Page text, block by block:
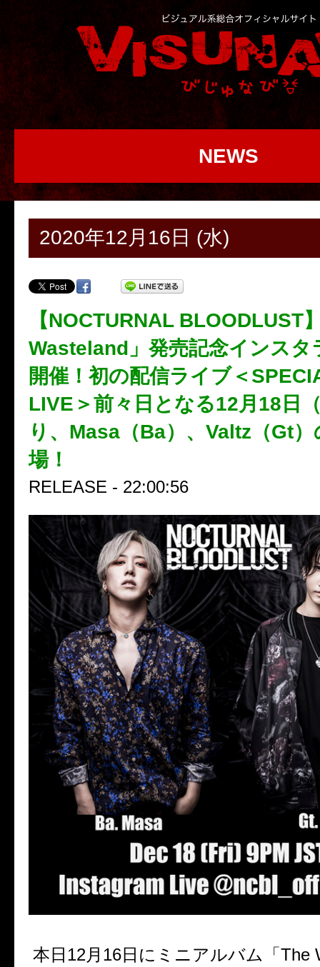
NEWS
2020年12月16日 (水)
【NOCTURNAL BLOODLUST
Wasteland」発売記念インスタ
開催！初の配信ライブ＜
LIVE＞前々日となる12月18日
り、Masa（Ba）、Valtz（Gt
場！
RELEASE - 22:00:56
本日12月16日にミニアルバム「The